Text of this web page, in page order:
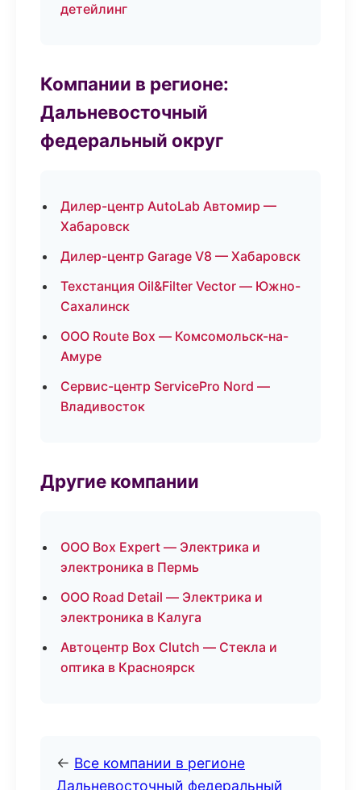
детейлинг
Компании в регионе:
Дальневосточный
федеральный округ
Дилер-центр AutoLab Автомир —
Хабаровск
Дилер-центр Garage V8 — Хабаровск
Техстанция Oil&Filter Vector — Южно-
Сахалинск
ООО Route Box — Комсомольск-на-
Амуре
Сервис-центр ServicePro Nord —
Владивосток
Другие компании
ООО Box Expert — Электрика и
электроника в Пермь
ООО Road Detail — Электрика и
электроника в Калуга
Автоцентр Box Clutch — Стекла и
оптика в Красноярск
← Все компании в регионе
Дальневосточный федеральный